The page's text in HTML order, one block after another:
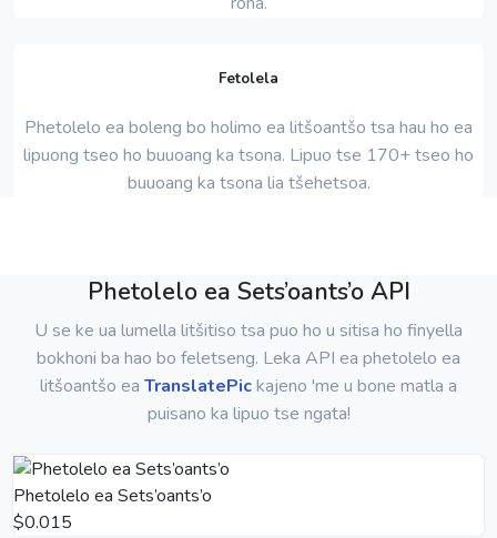
Fetolela
Phetolelo ea boleng bo holimo ea litšoantšo tsa hau ho ea
lipuong tseo ho buuoang ka tsona. Lipuo tse 170+ tseo ho
buuoang ka tsona lia tšehetsoa.
Phetolelo ea Sets’oants’o API
U se ke ua lumella litšitiso tsa puo ho u sitisa ho finyella
bokhoni ba hao bo feletseng. Leka API ea phetolelo ea
litšoantšo ea TranslatePickajeno 'me u bone matla a
puisano ka lipuo tse ngata!
Phetolelo ea Sets’oants’o
$0.015